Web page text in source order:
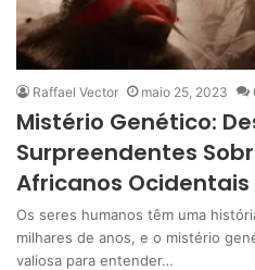
Raffael Vector maio 25, 2023
Mistério Genético:
Surpreendentes
Africanos Ocidentais
Os seres humanos têm uma
milhares de anos, e o mistério
valiosa para entender…